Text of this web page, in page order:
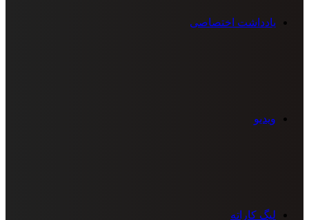
یادداشت اختصاصی
ویدیو
لیگ کاراته